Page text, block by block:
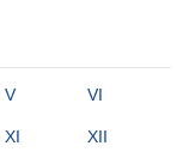
V VI
XI XII